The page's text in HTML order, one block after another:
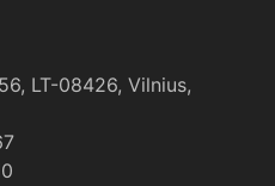
LT-08426, Vilnius,